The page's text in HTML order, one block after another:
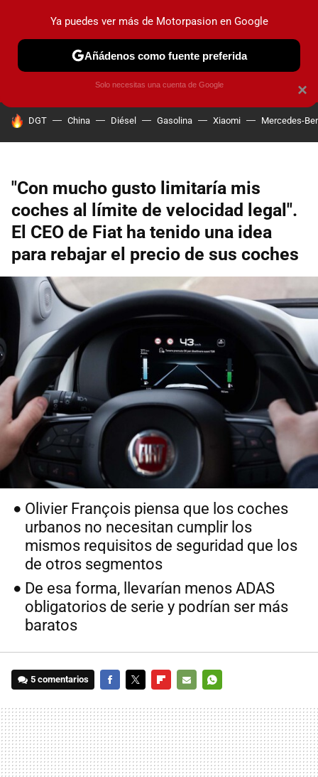
PRUEBAS COCHES ELÉCTRICOS OBSERVATORIO
HOY SE HABLA DE
DGT China Diésel Gasolina Xiaomi Mercedes-
"Con mucho gusto limitaría mis
coches al límite de velocidad legal".
El CEO de Fiat ha tenido una idea
para rebajar el precio de sus coches
Olivier François piensa que los coches
urbanos no necesitan cumplir los
mismos requisitos de seguridad que los
de otros segmentos
De esa forma, llevarían menos ADAS
obligatorios de serie y podrían ser más
baratos
5 comentarios
MAIL
×
Ya puedes ver más de Motorpasion en Google
Añádenos como fuente preferida
Solo necesitas una cuenta de Google